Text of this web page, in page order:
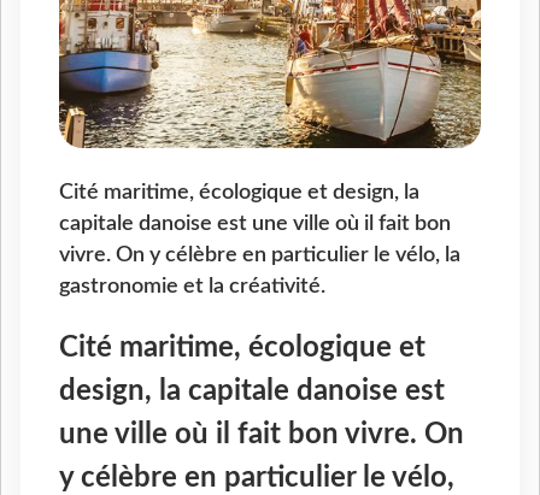
Cité maritime, écologique et design, la
capitale danoise est une ville où il fait bon
vivre. On y célèbre en particulier le vélo, la
gastronomie et la créativité.
Cité maritime, écologique et
design, la capitale danoise est
une ville où il fait bon vivre. On
y célèbre en particulier le vélo,